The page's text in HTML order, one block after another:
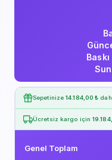
Sepetinize14.184,00 ₺
Ücretsiz kargo için
Genel Toplam